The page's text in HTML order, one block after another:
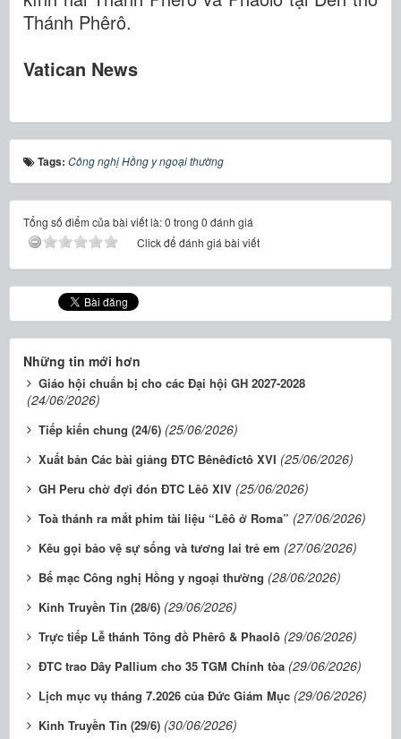
Thánh Phêrô.
Vatican News
Tags: Công nghị Hồng y ngoại thường
Tổng số điểm của bài viết là: 0 trong 0 đánh giá
Click để đánh giá bài viết
Những tin mới hơn
Giáo hội chuẩn bị cho các Đại hội GH 2027-2028
(24/06/2026)
Tiếp kiến chung (24/6) (25/06/2026)
Xuất bản Các bài giảng ĐTC Bênêđíctô XVI (25/06/2026)
GH Peru chờ đợi đón ĐTC Lêô XIV (25/06/2026)
Toà thánh ra mắt phim tài liệu “Lêô ở Roma” (27/06/2026)
Kêu gọi bảo vệ sự sống và tương lai trẻ em (27/06/2026)
Bế mạc Công nghị Hồng y ngoại thường (28/06/2026)
Kinh Truyền Tin (28/6) (29/06/2026)
Trực tiếp Lễ thánh Tông đồ Phêrô & Phaolô (29/06/2026)
ĐTC trao Dây Pallium cho 35 TGM Chính tòa (29/06/2026)
Lịch mục vụ tháng 7.2026 của Đức Giám Mục (29/06/2026)
Kinh Truyền Tin (29/6) (30/06/2026)